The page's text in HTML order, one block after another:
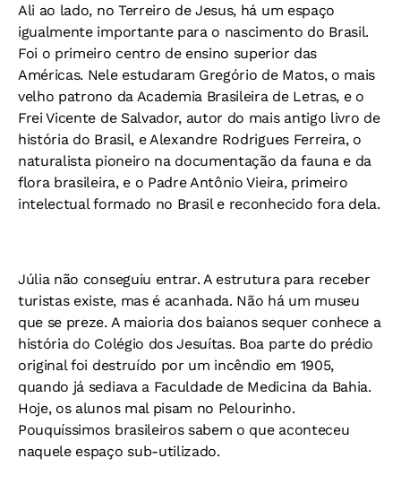
Ali ao lado, no Terreiro de Jesus, há um espaço
igualmente importante para o nascimento do Brasil.
Foi o primeiro centro de ensino superior das
Américas. Nele estudaram Gregório de Matos, o mais
velho patrono da Academia Brasileira de Letras, e o
Frei Vicente de Salvador, autor do mais antigo livro de
história do Brasil, e Alexandre Rodrigues Ferreira, o
naturalista pioneiro na documentação da fauna e da
flora brasileira, e o Padre Antônio Vieira, primeiro
intelectual formado no Brasil e reconhecido fora dela.
Júlia não conseguiu entrar. A estrutura para receber
turistas existe, mas é acanhada. Não há um museu
que se preze. A maioria dos baianos sequer conhece a
história do Colégio dos Jesuítas. Boa parte do prédio
original foi destruído por um incêndio em 1905,
quando já sediava a Faculdade de Medicina da Bahia.
Hoje, os alunos mal pisam no Pelourinho.
Pouquíssimos brasileiros sabem o que aconteceu
naquele espaço sub-utilizado.